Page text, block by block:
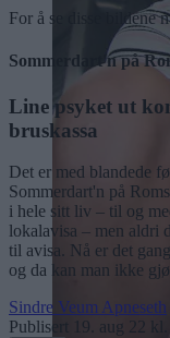
For å se disse bildene
Sommerdart'n på
Line psyket ut
bruskassa
Det er med blandede
Sommerdart'n på
i hele sitt liv – til og
lokalavisa – men aldri
til avisa. Nå er det
og da kan man ikke
Sindre Veum Apneseth
Publisert
19. aug 22